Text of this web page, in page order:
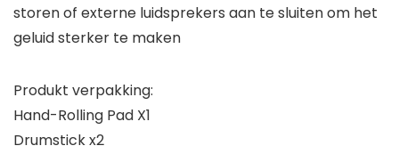
storen of externe luidsprekers aan te sluiten om het
geluid sterker te maken
Produkt verpakking:
Hand-Rolling Pad X1
Drumstick x2